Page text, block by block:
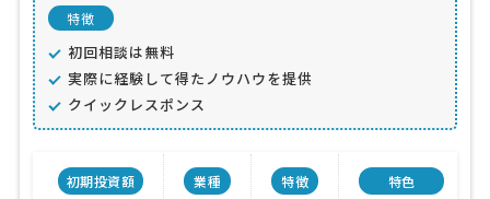
特徴
初回相談は無料
実際に経験して得たノウハウを提供
クイックレスポンス
初期投資額
業種
特徴
特色